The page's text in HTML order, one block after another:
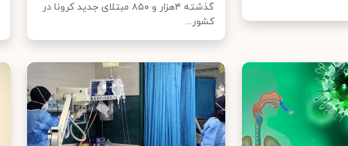
گذشته ۴هزار و ۸۵۰ مبتلای جدید کرونا در
کشور...